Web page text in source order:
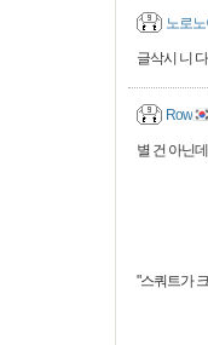
노로
글삭시 니
Row
별 건 아닌
"스쿼트가